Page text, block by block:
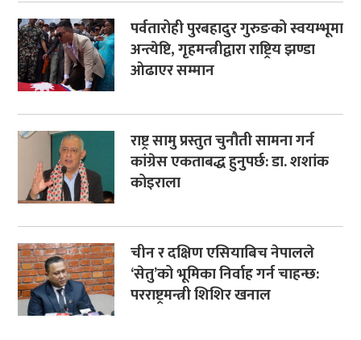
पर्वतारोही पुरबहादुर गुरुङको स्वयम्भूमा
अन्त्येष्टि, गृहमन्त्रीद्वारा राष्ट्रिय झण्डा
ओढाएर सम्मान
राष्ट्र सामु प्रस्तुत चुनौती सामना गर्न
कांग्रेस एकताबद्ध हुनुपर्छ: डा. शशांक
कोइराला
चीन र दक्षिण एसियाबिच नेपालले
‘सेतु’को भूमिका निर्वाह गर्न चाहन्छ:
परराष्ट्रमन्त्री शिशिर खनाल